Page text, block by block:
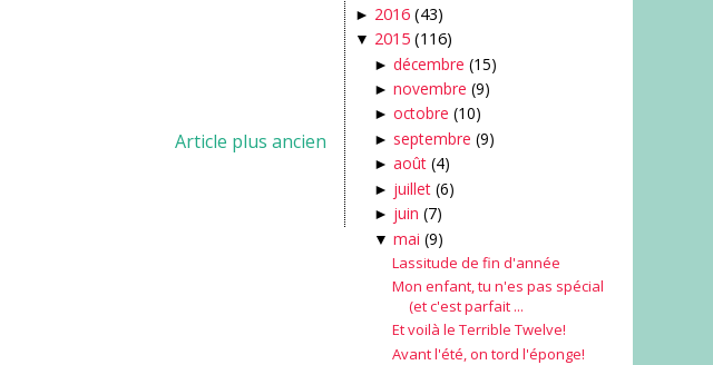
Article plus ancien
► 2016 (43)
▼ 2015 (116)
► décembre (15)
► novembre (9)
► octobre (10)
► septembre (9)
► août (4)
► juillet (6)
► juin (7)
▼ mai (9)
Lassitude de fin d'année
Mon enfant, tu n'es pas spécial
(et c'est parfait ...
Et voilà le Terrible Twelve!
Avant l'été, on tord l'éponge!